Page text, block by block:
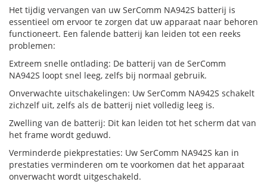
Het tijdig vervangen van uw SerComm NA942S batterij is
essentieel om ervoor te zorgen dat uw apparaat naar behoren
functioneert. Een falende batterij kan leiden tot een reeks
problemen:
Extreem snelle ontlading: De batterij van de SerComm
NA942S loopt snel leeg, zelfs bij normaal gebruik.
Onverwachte uitschakelingen: Uw SerComm NA942S schakelt
zichzelf uit, zelfs als de batterij niet volledig leeg is.
Zwelling van de batterij: Dit kan leiden tot het scherm dat van
het frame wordt geduwd.
Verminderde piekprestaties: Uw SerComm NA942S kan in
prestaties verminderen om te voorkomen dat het apparaat
onverwacht wordt uitgeschakeld.